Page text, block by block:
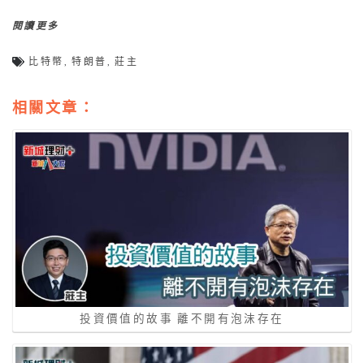
閱讀更多
比特幣 ,特朗普 ,莊主
相關文章：
投資價值的故事 離不開有泡沫存在